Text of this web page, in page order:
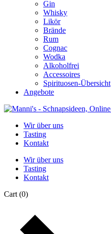
Gin
Whisky
Likör
Brände
Rum
Cognac
Wodka
Alkoholfrei
Accessoires
Spirituosen-Übersicht
Angebote
Wir über uns
Tasting
Kontakt
Wir über uns
Tasting
Kontakt
Cart (0)